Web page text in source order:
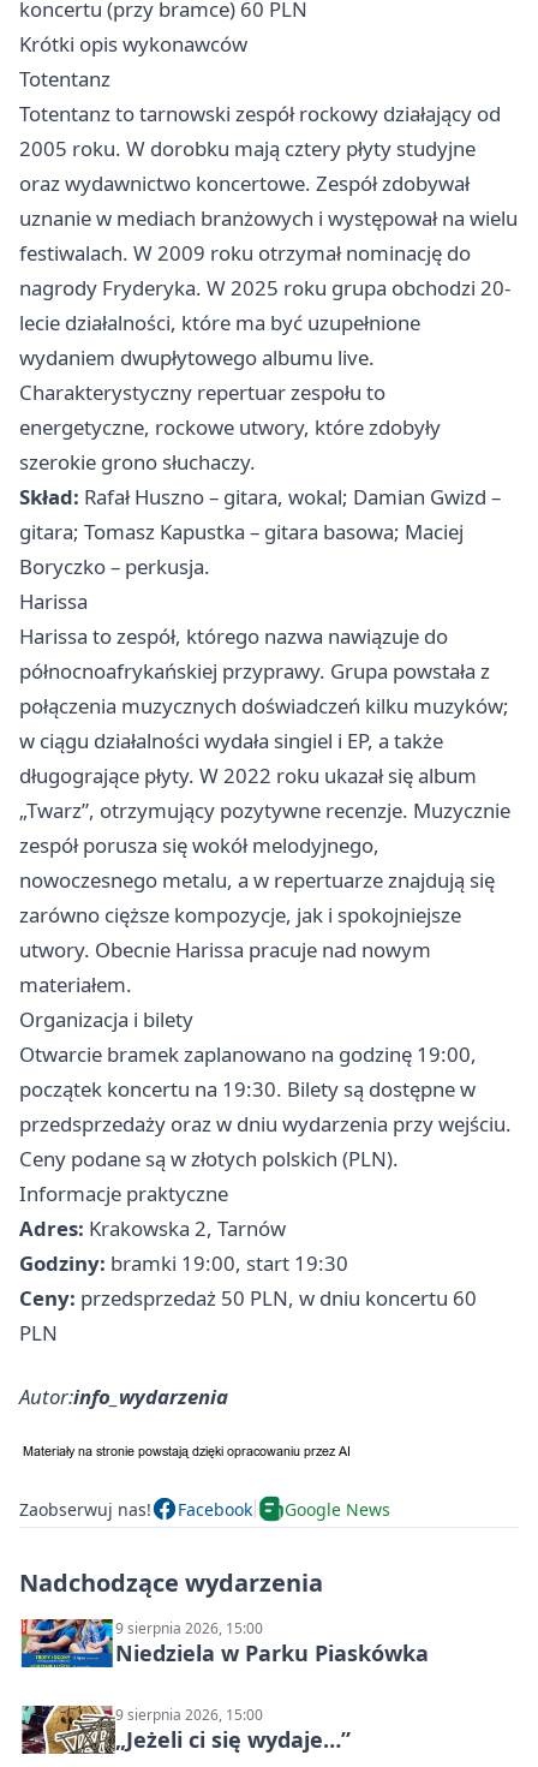
koncertu (przy bramce) 60 PLN
Krótki opis wykonawców
Totentanz
Totentanz to tarnowski zespół rockowy działający od
2005 roku. W dorobku mają cztery płyty studyjne
oraz wydawnictwo koncertowe. Zespół zdobywał
uznanie w mediach branżowych i występował na wielu
festiwalach. W 2009 roku otrzymał nominację do
nagrody Fryderyka. W 2025 roku grupa obchodzi 20-
lecie działalności, które ma być uzupełnione
wydaniem dwupłytowego albumu live.
Charakterystyczny repertuar zespołu to
energetyczne, rockowe utwory, które zdobyły
szerokie grono słuchaczy.
Skład: Rafał Huszno – gitara, wokal; Damian Gwizd –
gitara; Tomasz Kapustka – gitara basowa; Maciej
Boryczko – perkusja.
Harissa
Harissa to zespół, którego nazwa nawiązuje do
północnoafrykańskiej przyprawy. Grupa powstała z
połączenia muzycznych doświadczeń kilku muzyków;
w ciągu działalności wydała singiel i EP, a także
długogrające płyty. W 2022 roku ukazał się album
„Twarz”, otrzymujący pozytywne recenzje. Muzycznie
zespół porusza się wokół melodyjnego,
nowoczesnego metalu, a w repertuarze znajdują się
zarówno cięższe kompozycje, jak i spokojniejsze
utwory. Obecnie Harissa pracuje nad nowym
materiałem.
Organizacja i bilety
Otwarcie bramek zaplanowano na godzinę 19:00,
początek koncertu na 19:30. Bilety są dostępne w
przedsprzedaży oraz w dniu wydarzenia przy wejściu.
Ceny podane są w złotych polskich (PLN).
Informacje praktyczne
Adres: Krakowska 2, Tarnów
Godziny: bramki 19:00, start 19:30
Ceny: przedsprzedaż 50 PLN, w dniu koncertu 60
PLN
Autor:info_wydarzenia
Zaobserwuj nas! Facebook Google News
Nadchodzące wydarzenia
9 sierpnia 2026, 15:00
Niedziela w Parku Piaskówka
9 sierpnia 2026, 15:00
„Jeżeli ci się wydaje…”